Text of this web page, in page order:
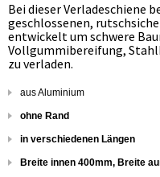
Bei dieser Verladeschiene
geschlossenen,
entwickelt um schwere
Vollgummibereifung,
zu verladen.
aus Aluminium
ohne Rand
in verschiedenen Längen
Breite innen 400mm, Breite